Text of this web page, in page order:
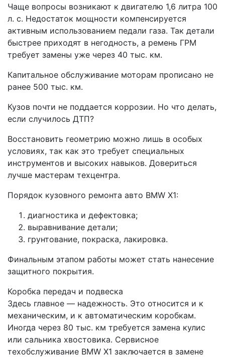
Чаще вопросы возникают к двигателю 1,6 литра 100
л. с. Недостаток мощности компенсируется
активным использованием педали газа. Так детали
быстрее приходят в негодность, а ремень ГРМ
требует замены уже через 40 тыс. км.
Капитальное обслуживание моторам прописано не
ранее 500 тыс. км.
Кузов почти не поддается коррозии. Но что делать,
если случилось ДТП?
Восстановить геометрию можно лишь в особых
условиях, так как это требует специальных
инструментов и высоких навыков. Довериться
лучше мастерам техцентра.
Порядок кузовного ремонта авто BMW X1:
диагностика и дефектовка;
выравнивание детали;
грунтование, покраска, лакировка.
Финальным этапом работы может стать нанесение
защитного покрытия.
Коробка передач и подвеска
Здесь главное — надежность. Это относится и к
механическим, и к автоматическим коробкам.
Иногда через 80 тыс. км требуется замена кулис
или сальника хвостовика. Сервисное
техобслуживание BMW X1 заключается в замене